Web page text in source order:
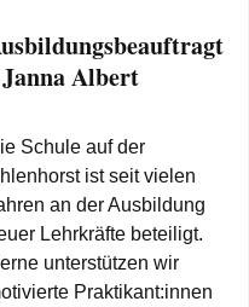
Albert
Schule auf der
ist seit vielen
an der Ausbildung
Lehrkräfte beteiligt.
unterstützen wir
Praktikant:innen